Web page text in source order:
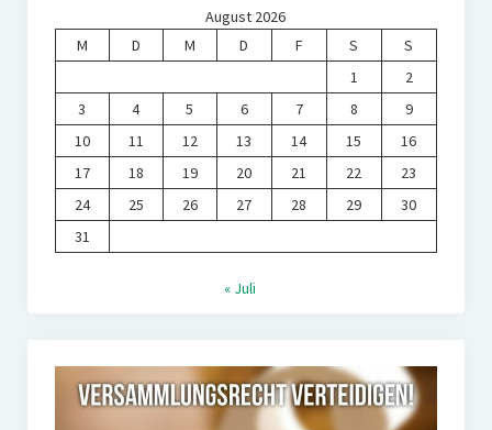
August 2026
M
D M D F S
S
1
2
3
4 5 6 7 8
9
10
11 12 13 14 15
16
17
18 19 20 21 22
23
24
25 26 27 28 29
30
31
« Juli